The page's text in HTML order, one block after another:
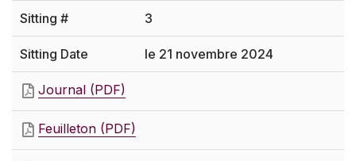
3
le 21 novembre 2024
Journal (PDF)
Feuilleton (PDF)